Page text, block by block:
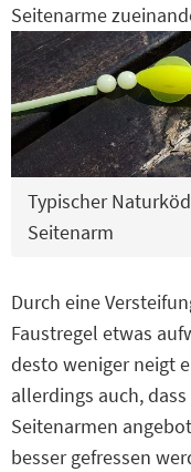
Seitenarme
Typischer
Seitenarm
Durch eine
Faustregel etwas
desto weniger neigt
allerdings auch,
Seitenarmen
besser gefressen